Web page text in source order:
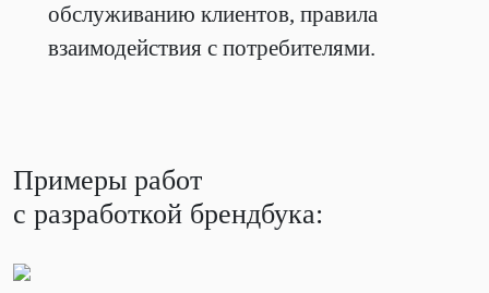
обслуживанию клиентов, правила
взаимодействия с потребителями.
Примеры работ
с разработкой брендбука: